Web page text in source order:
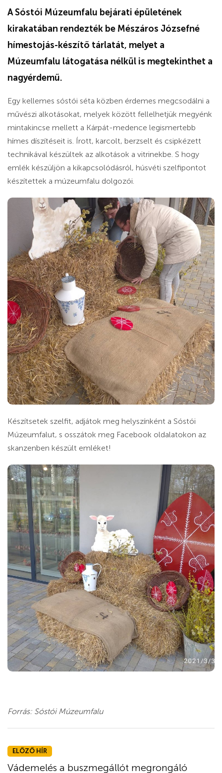
A Sóstói Múzeumfalu bejárati épületének
kirakatában rendezték be Mészáros Józsefné
hímestojás-készítő tárlatát, melyet a
Múzeumfalu látogatása nélkül is megtekinthet a
nagyérdemű.
Egy kellemes sóstói séta közben érdemes megcsodálni a
művészi alkotásokat, melyek között fellelhetjük megyénk
mintakincse mellett a Kárpát-medence legismertebb
hímes díszítéseit is. Írott, karcolt, berzselt és csipkézett
technikával készültek az alkotások a vitrinekbe. S hogy
emlék készüljön a kikapcsolódásról, húsvéti szelfipontot
készítettek a múzeumfalu dolgozói.
Készítsetek szelfit, adjátok meg helyszínként a Sóstói
Múzeumfalut, s osszátok meg Facebook oldalatokon az
skanzenben készült emléket!
Forrás: Sóstói Múzeumfalu
ELŐZŐ HÍR
Vádemelés a buszmegállót megrongáló